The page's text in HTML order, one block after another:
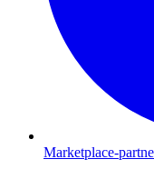
Marketplace-